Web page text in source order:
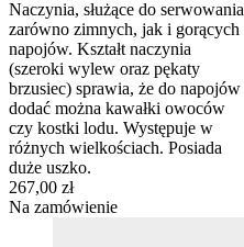
Naczynia, służące do serwowania
zarówno zimnych, jak i gorących
napojów. Kształt naczynia
(szeroki wylew oraz pękaty
brzusiec) sprawia, że do napojów
dodać można kawałki owoców
czy kostki lodu. Występuje w
różnych wielkościach. Posiada
duże uszko.
267,00 zł
Na zamówienie